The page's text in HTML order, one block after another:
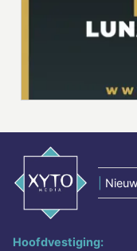
Hoofdvestiging: